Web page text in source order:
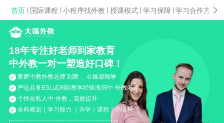
首页 国际课程 小程序找外教 授课模式 学习保障 学习合作方案
18年专注好老师到家教育
中外教一对一塑造好口碑！
家庭中教外教老师 到家 、在线都能学
严选具备ESL或国际教学经验海归中-外教老师
个性化私人中-外教，高效提升
全科规划｜学习能力 ｜升学｜课程｜小语种